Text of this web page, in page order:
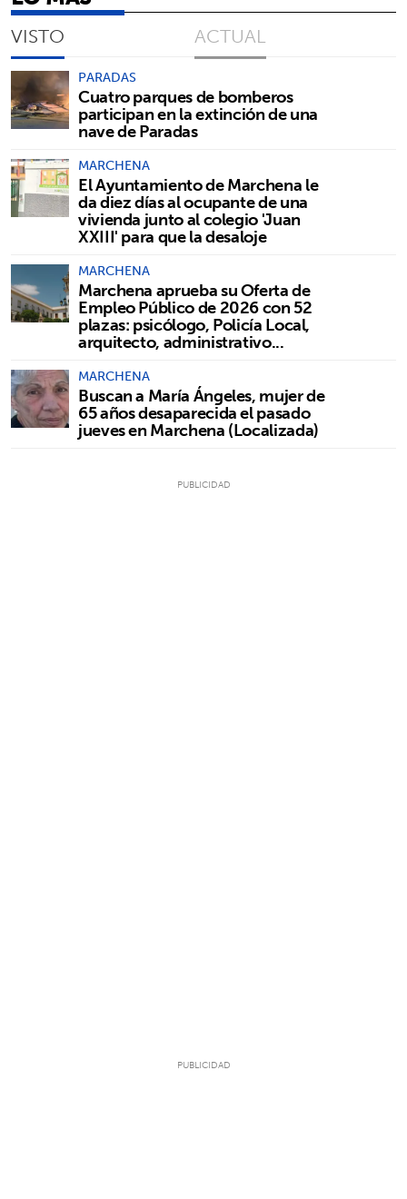
VISTO ACTUAL
PARADAS
Cuatro parques de bomberos
participan en la extinción de una
nave de Paradas
MARCHENA
El Ayuntamiento de Marchena le
da diez días al ocupante de una
vivienda junto al colegio 'Juan
XXIII' para que la desaloje
MARCHENA
Marchena aprueba su Oferta de
Empleo Público de 2026 con 52
plazas: psicólogo, Policía Local,
arquitecto, administrativo...
MARCHENA
Buscan a María Ángeles, mujer de
65 años desaparecida el pasado
jueves en Marchena (Localizada)